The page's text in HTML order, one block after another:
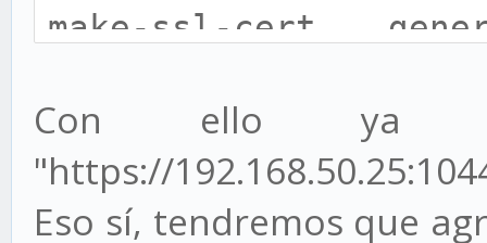
make-ssl-cert
a2enmod ssl
a2ensite default-ssl
service apache2
Con ello ya
"https://
Eso sí, tendremos que